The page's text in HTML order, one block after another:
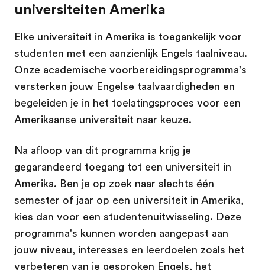
universiteiten Amerika
Elke universiteit in Amerika is toegankelijk voor
studenten met een aanzienlijk Engels taalniveau.
Onze academische voorbereidingsprogramma's
versterken jouw Engelse taalvaardigheden en
begeleiden je in het toelatingsproces voor een
Amerikaanse universiteit naar keuze.
Na afloop van dit programma krijg je
gegarandeerd toegang tot een universiteit in
Amerika. Ben je op zoek naar slechts één
semester of jaar op een universiteit in Amerika,
kies dan voor een studentenuitwisseling. Deze
programma's kunnen worden aangepast aan
jouw niveau, interesses en leerdoelen zoals het
verbeteren van je gesproken Engels, het